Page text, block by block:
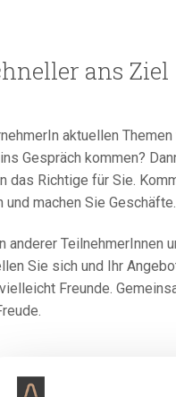
ans Ziel
aktuellen
Gespräch kommen?
das Richtige für Sie.
machen Sie Geschäfte.
anderer TeilnehmerInnen
Sie sich und Ihr
Freunde.